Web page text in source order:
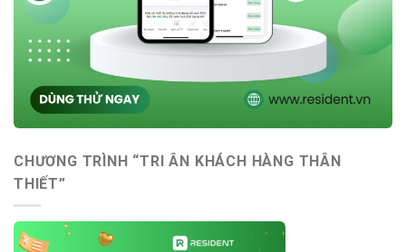
CHƯƠNG TRÌNH “TRI ÂN KHÁCH HÀNG THÂN
THIẾT”